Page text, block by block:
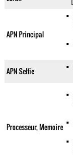
APN Principal
APN Selfie
Processeur, Memoire